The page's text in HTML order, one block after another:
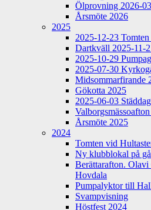
Ölprovning 2026-
Årsmöte 2026
2025
2025-12-23
Dartkväll 2025-11-
2025-10-29
2025-07-30
Midsommarfirande
Gökotta 2025
2025-06-03 Städdag
Årsmöte 2025
2024
Tomten vid
Ny klubblokal på
Berättarafton. Olavi
Hovdala
Pumpalyktor till
Svampvisning
Höstfest 2024